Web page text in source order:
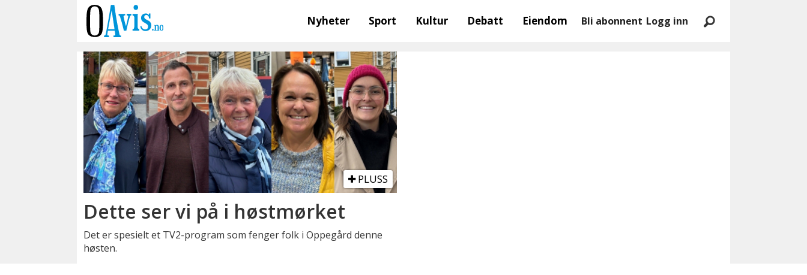
Nyheter Sport Kultur Debatt Eiendom Bli abonnent Logg inn
PLUSS
Dette ser vi på i høstmørket
Det er spesielt et TV2-program som fenger folk i Oppegård denne
høsten.